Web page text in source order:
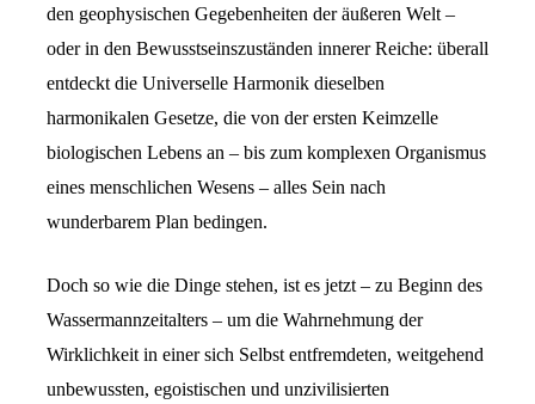
den geophysischen Gegebenheiten der äußeren Welt –
oder in den Bewusstseinszuständen innerer Reiche: überall
entdeckt die Universelle Harmonik dieselben
harmonikalen Gesetze, die von der ersten Keimzelle
biologischen Lebens an – bis zum komplexen Organismus
eines menschlichen Wesens – alles Sein nach
wunderbarem Plan bedingen.
Doch so wie die Dinge stehen, ist es jetzt – zu Beginn des
Wassermannzeitalters – um die Wahrnehmung der
Wirklichkeit in einer sich Selbst entfremdeten, weitgehend
unbewussten, egoistischen und unzivilisierten